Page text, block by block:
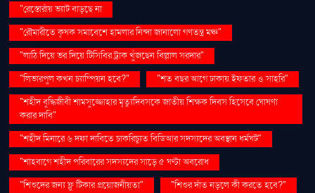
"রেস্তোরাঁয় ভ্যাট বাড়ছে না
"রৌমারীতে কৃষক সমাবেশে হামলার নিন্দা জানালো গণতন্ত্র মঞ্চ"
"লাঠি দিয়ে ভর দিয়ে টিসিবির ট্রাক খুঁজছেন বিল্লাল সরদার"
"লিভারপুল কখন চ্যাম্পিয়ন হবে?"
"শত বছর আগে ঢাকায় ইফতার ও সাহ্‌রি"
"শহীদ বুদ্ধিজীবী শামসুজ্জোহার মৃত্যুদিবসকে জাতীয় শিক্ষক দিবস হিসেবে ঘোষণা
করার দাবি"
"শহীদ মিনারে ৬ দফা দাবিতে চাকরিচ্যুত বিডিআর সদস্যদের অবস্থান ধর্মঘট"
"শাহবাগে শহীদ পরিবারের সদস্যদের সাড়ে ৫ ঘণ্টা অবরোধ
"শিশুদের জন্য ফ্লু টিকার প্রয়োজনীয়তা"
"শিশুর দাঁত নড়লে কী করতে হবে?"